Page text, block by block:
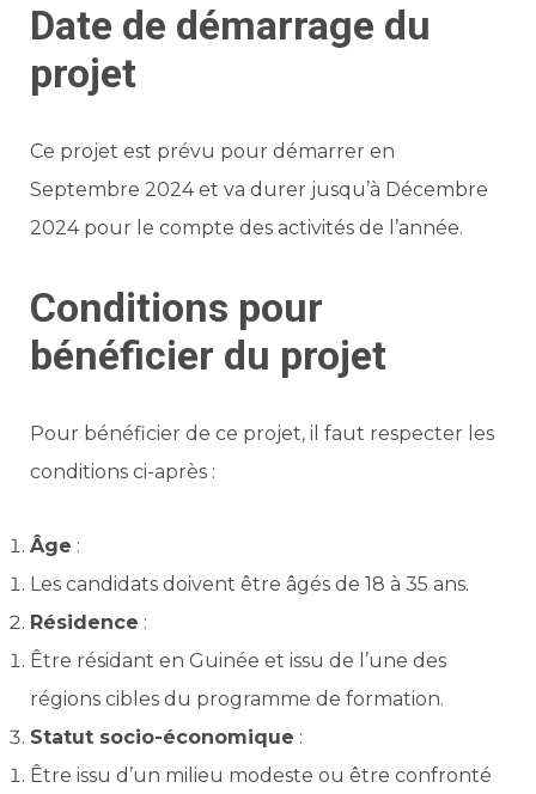
Date de démarrage du
projet
Ce projet est prévu pour démarrer en
Septembre 2024 et va durer jusqu’à Décembre
2024 pour le compte des activités de l’année.
Conditions pour
bénéficier du projet
Pour bénéficier de ce projet, il faut respecter les
conditions ci-après :
Âge :
Les candidats doivent être âgés de 18 à 35 ans.
Résidence :
Être résidant en Guinée et issu de l’une des
régions cibles du programme de formation.
Statut socio-économique :
Être issu d’un milieu modeste ou être confronté